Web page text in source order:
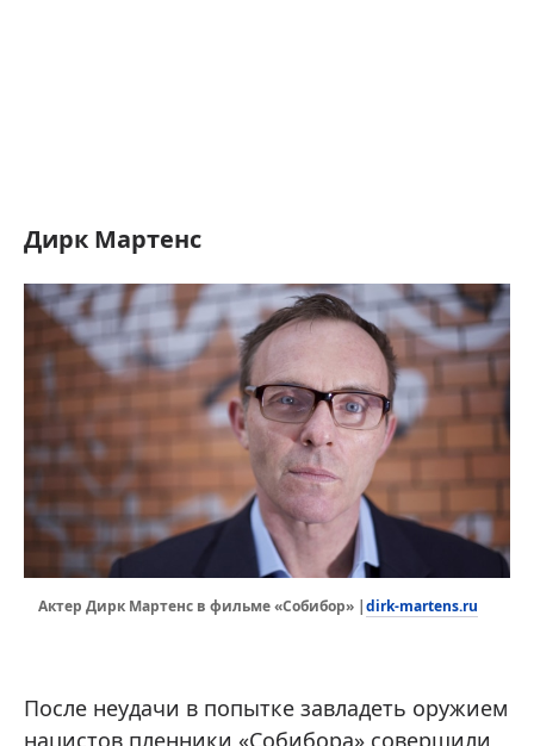
Дирк Мартенс
Актер Дирк Мартенс в фильме «Собибор» |dirk-martens.ru
После неудачи в попытке завладеть оружием
нацистов пленники «Собибора» совершили